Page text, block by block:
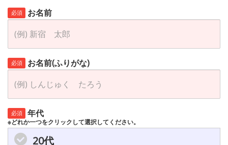
必須 お名前
必須 お名前(ふりがな)
必須 年代
※どれか一つをクリックして選択してください。
20代